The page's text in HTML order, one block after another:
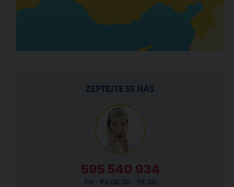
ZEPTEJTE SE NÁS
595 540 934
Po - Pá 08:30 - 16:30